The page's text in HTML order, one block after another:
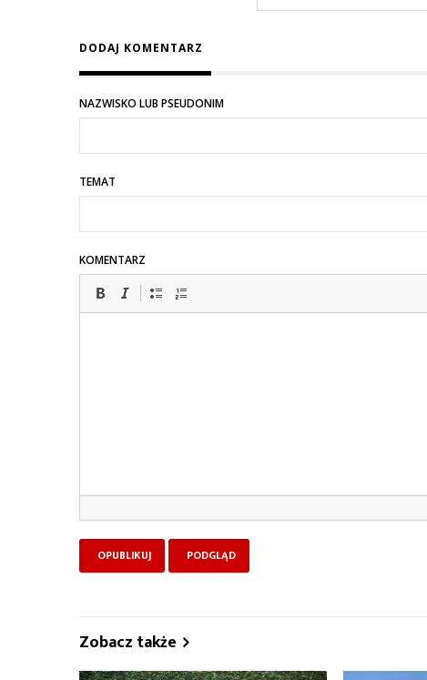
DODAJ KOMENTARZ
NAZWISKO LUB PSEUDONIM
TEMAT
KOMENTARZ
Zobacz także